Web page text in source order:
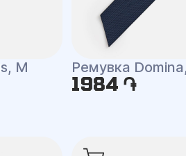
М Ремувка
1984 ֏